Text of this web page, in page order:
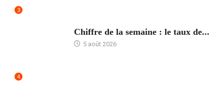
3
Chiffre de la semaine : le taux de...
5 août 2026
4